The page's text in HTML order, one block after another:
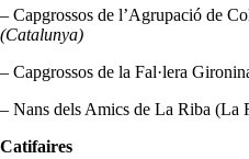
– Capgrossos de l’Agrupació de
(Catalunya)
– Capgrossos de la Fal·lera
– Nans dels Amics de La Riba (La
Catifaires